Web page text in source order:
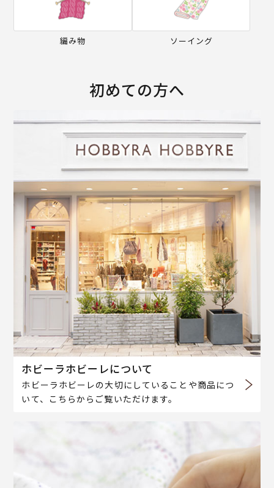
編み物 ソーイング
初めての方へ
ホビーラホビーレについて
ホビーラホビーレの大切にしていることや商品につ
いて、こちらからご覧いただけます。